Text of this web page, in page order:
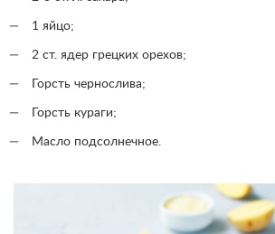
1 яйцо;
2 ст. ядер грецких орехов;
Горсть чернослива;
Горсть кураги;
Масло подсолнечное.